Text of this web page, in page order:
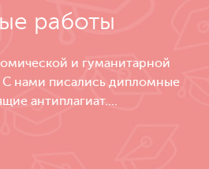
работы
и гуманитарной
С нами писались дипломные
антиплагиат....